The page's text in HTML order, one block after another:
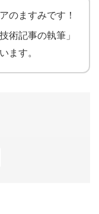
のますみです！
術記事の執筆」
ます。